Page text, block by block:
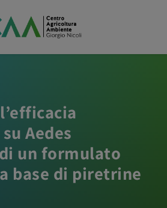
Aedes
un formulato
base di piretrine